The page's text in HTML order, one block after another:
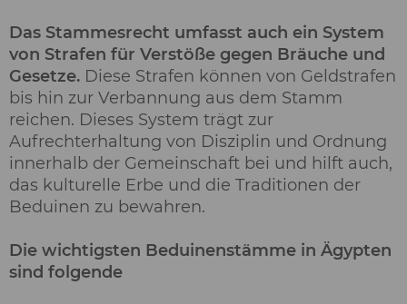
Das Stammesrecht umfasst auch ein System
von Strafen für Verstöße gegen Bräuche und
Gesetze. Diese Strafen können von Geldstrafen
bis hin zur Verbannung aus dem Stamm
reichen. Dieses System trägt zur
Aufrechterhaltung von Disziplin und Ordnung
innerhalb der Gemeinschaft bei und hilft auch,
das kulturelle Erbe und die Traditionen der
Beduinen zu bewahren.
Die wichtigsten Beduinenstämme in Ägypten
sind folgende